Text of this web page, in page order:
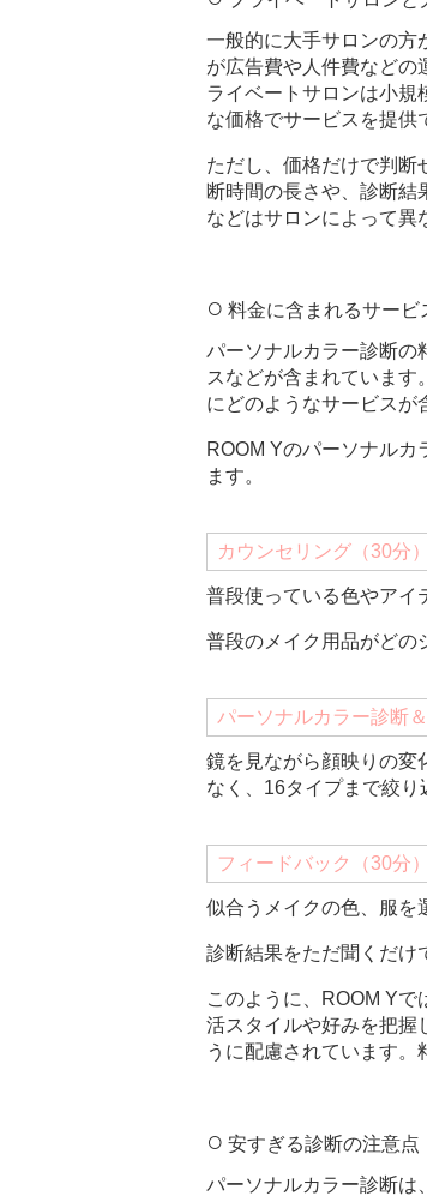
一般的に大手サロンの方
が広告費や人件費などの
ライベートサロンは小規
な価格でサービスを提供
ただし、価格だけで判断
断時間の長さや、診断
などはサロンによって異
料金に含まれるサービ
パーソナルカラー診断の
スなどが含まれていま
にどのようなサービスが
ROOM Yのパーソナル
ます。
カウンセリング（30分）
普段使っている色やアイ
普段のメイク用品がどの
パーソナルカラー診断
鏡を見ながら顔映りの変
なく、16タイプまで絞り
フィードバック（30分）
似合うメイクの色、服を
診断結果をただ聞くだけ
このように、ROOM Y
活スタイルや好みを把握
うに配慮されています。
安すぎる診断の注意点
パーソナルカラー診断は